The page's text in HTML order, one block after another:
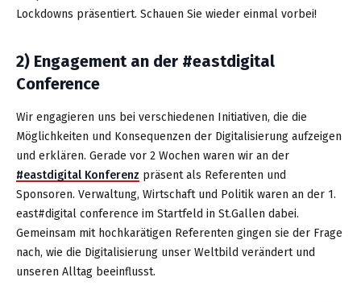
Lockdowns präsentiert. Schauen Sie wieder einmal vorbei!
2) Engagement an der #eastdigital
Conference
Wir engagieren uns bei verschiedenen Initiativen, die die
Möglichkeiten und Konsequenzen der Digitalisierung aufzeigen
und erklären. Gerade vor 2 Wochen waren wir an der
#eastdigital Konferenz präsent als Referenten und
Sponsoren. Verwaltung, Wirtschaft und Politik waren an der 1.
east#digital conference im Startfeld in St.Gallen dabei.
Gemeinsam mit hochkarätigen Referenten gingen sie der Frage
nach, wie die Digitalisierung unser Weltbild verändert und
unseren Alltag beeinflusst.